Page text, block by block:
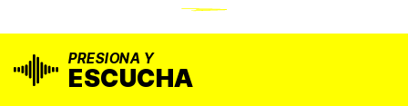
PRESIONA Y
ESCUCHA